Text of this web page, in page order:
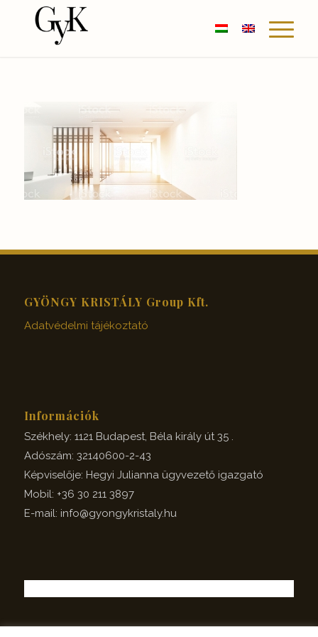
GYÖNGY KRISTÁLY Group Kft.
Adatvédelmi tájékoztató
Információk
Székhely: 1121 Budapest, Béla király út 35 .
Adószám: 32140600-2-43
Képviselője: Hegyi Julianna ügyvezető igazgató
Mobil: +36 30 211 3897
E-mail: info@gyongykristaly.hu